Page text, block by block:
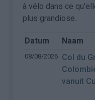
à vélo dans ce
plus grandiose.
Datum Naam
08/08/2026 Col du
vanuit